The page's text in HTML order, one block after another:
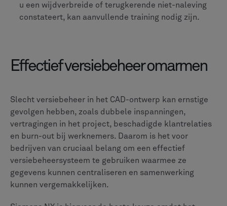
u een wijdverbreide of terugkerende niet-naleving
constateert, kan aanvullende training nodig zijn.
Effectief versiebeheer omarmen
Slecht versiebeheer in het CAD-ontwerp kan ernstige
gevolgen hebben, zoals dubbele inspanningen,
vertragingen in het project, beschadigde klantrelaties
en burn-out bij werknemers. Daarom is het voor
bedrijven van cruciaal belang om een effectief
versiebeheersysteem te gebruiken waarmee ze
gegevens kunnen centraliseren en samenwerking
kunnen vergemakkelijken.